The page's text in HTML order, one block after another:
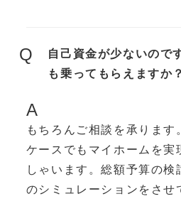
Q
自己資金が少ないので
も乗ってもらえますか？
A
もちろんご相談を承ります
ケースでもマイホームを実
しゃいます。総額予算の検
のシミュレーションをさせ